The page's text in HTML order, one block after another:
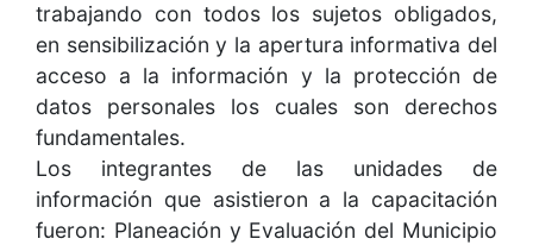
trabajando con todos los sujetos obligados,
en sensibilización y la apertura informativa del
acceso a la información y la protección de
datos personales los cuales son derechos
fundamentales.
Los integrantes de las unidades de
información que asistieron a la capacitación
fueron: Planeación y Evaluación del Municipio